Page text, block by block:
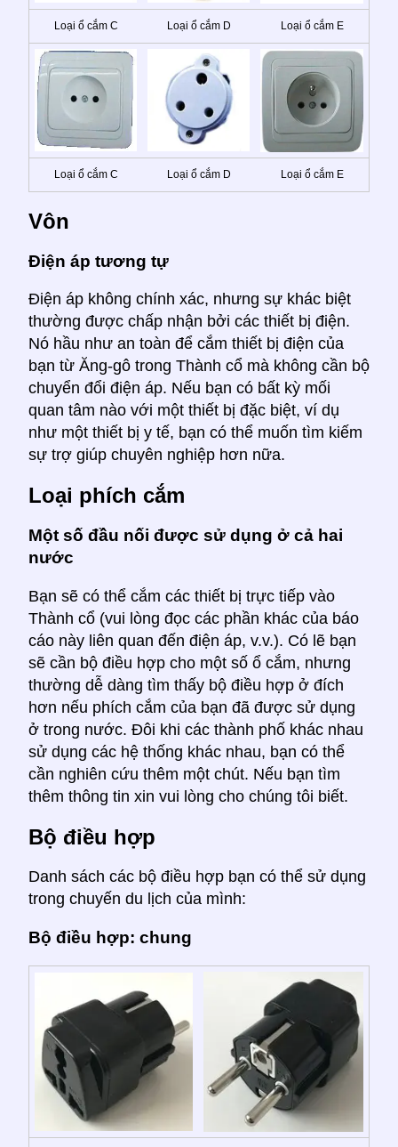
Loại ổ cắm C Loại ổ cắm D Loại ổ cắm E
Loại ổ cắm C Loại ổ cắm D Loại ổ cắm E
Vôn
Điện áp tương tự
Điện áp không chính xác, nhưng sự khác biệt
thường được chấp nhận bởi các thiết bị điện.
Nó hầu như an toàn để cắm thiết bị điện của
bạn từ Ăng-gô trong Thành cổ mà không cần bộ
chuyển đổi điện áp. Nếu bạn có bất kỳ mối
quan tâm nào với một thiết bị đặc biệt, ví dụ
như một thiết bị y tế, bạn có thể muốn tìm kiếm
sự trợ giúp chuyên nghiệp hơn nữa.
Loại phích cắm
Một số đầu nối được sử dụng ở cả hai
nước
Bạn sẽ có thể cắm các thiết bị trực tiếp vào
Thành cổ (vui lòng đọc các phần khác của báo
cáo này liên quan đến điện áp, v.v.). Có lẽ bạn
sẽ cần bộ điều hợp cho một số ổ cắm, nhưng
thường dễ dàng tìm thấy bộ điều hợp ở đích
hơn nếu phích cắm của bạn đã được sử dụng
ở trong nước. Đôi khi các thành phố khác nhau
sử dụng các hệ thống khác nhau, bạn có thể
cần nghiên cứu thêm một chút. Nếu bạn tìm
thêm thông tin xin vui lòng cho chúng tôi biết.
Bộ điều hợp
Danh sách các bộ điều hợp bạn có thể sử dụng
trong chuyến du lịch của mình:
Bộ điều hợp: chung